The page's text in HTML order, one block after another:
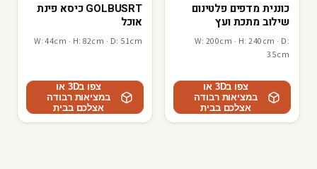
כוננית מדפים פלטינום
שילוב מתכת ועץ
W: 200cm · H: 240cm · D:
35cm
צפו ב3D או
במציאות רבודה
אצלכם בבית
GOLBUSRT כיסא פינת
אוכל
W: 44cm · H: 82cm · D: 51cm
צפו ב3D או
במציאות רבודה
אצלכם בבית